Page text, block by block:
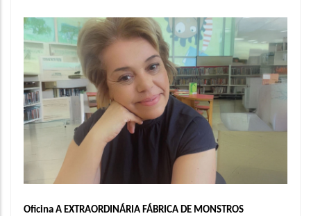
Oficina A EXTRAORDINÁRIA FÁBRICA DE MONSTROS